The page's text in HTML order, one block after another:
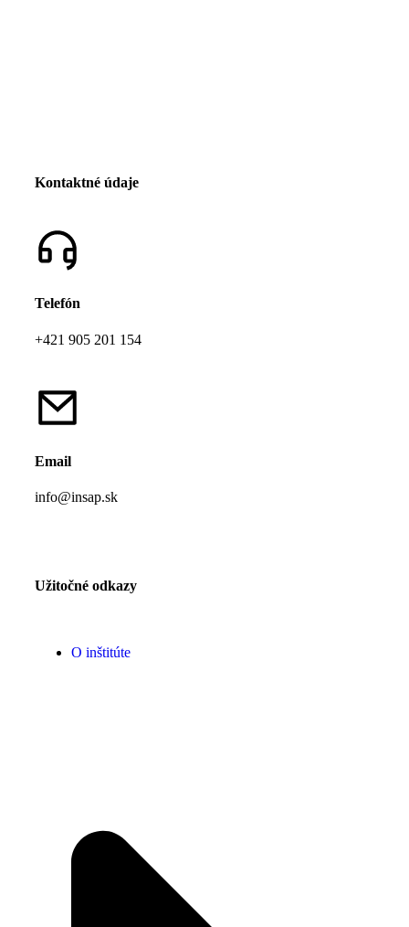
Kontaktné údaje
Telefón
+421 905 201 154
Email
info@insap.sk
Užitočné odkazy
O inštitúte